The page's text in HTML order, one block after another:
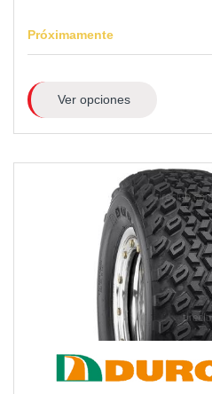
Próximamente
Ver opciones